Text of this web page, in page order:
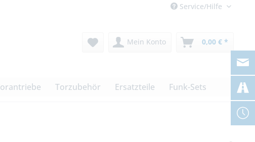
Service/Hilfe
Mein Konto 0,00 € *
Torzubehör Ersatzteile Funk-Sets